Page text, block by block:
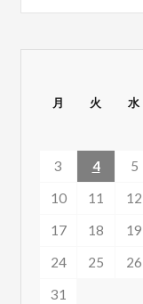
月 火 水
3
4 5
10
11 12
17
18 19
24
25 26
31